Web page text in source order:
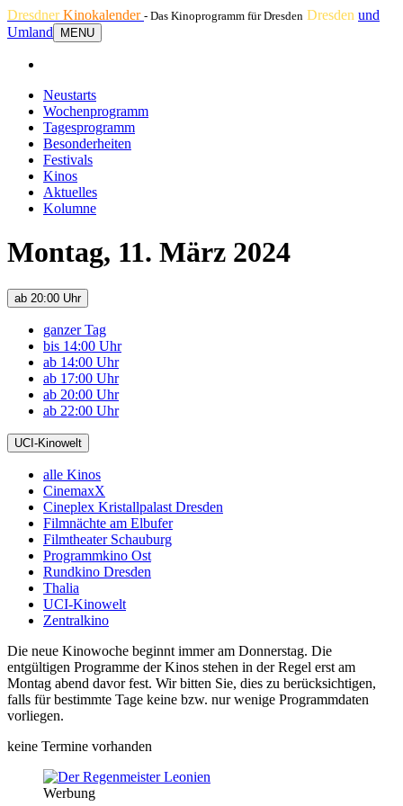
DresdnerKinokalender - Das Kinoprogramm für Dresden Dresden und
Umland
MENU
Neustarts
Wochenprogramm
Tagesprogramm
Besonderheiten
Festivals
Kinos
Aktuelles
Kolumne
Montag, 11. März 2024
ab 20:00 Uhr
ganzer Tag
bis 14:00 Uhr
ab 14:00 Uhr
ab 17:00 Uhr
ab 20:00 Uhr
ab 22:00 Uhr
UCI-Kinowelt
alle Kinos
CinemaxX
Cineplex Kristallpalast Dresden
Filmnächte am Elbufer
Filmtheater Schauburg
Programmkino Ost
Rundkino Dresden
Thalia
UCI-Kinowelt
Zentralkino
Die neue Kinowoche beginnt immer am Donnerstag. Die
entgültigen Programme der Kinos stehen in der Regel erst am
Montag abend davor fest. Wir bitten Sie, dies zu berücksichtigen,
falls für bestimmte Tage keine bzw. nur wenige Programmdaten
vorliegen.
keine Termine vorhanden
Werbung